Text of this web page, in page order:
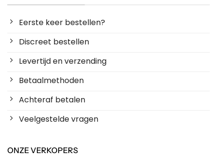
Eerste keer bestellen?
Discreet bestellen
Levertijd en verzending
Betaalmethoden
Achteraf betalen
Veelgestelde vragen
ONZE VERKOPERS